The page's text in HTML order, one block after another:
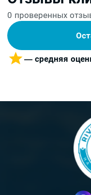
0 проверенных
— средняя